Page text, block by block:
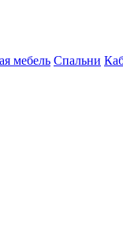
мебель Спальни